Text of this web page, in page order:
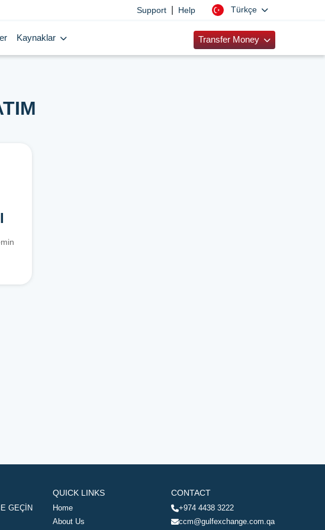
Support Help Türkçe
Kaynaklar Transfer Money
GEÇİN
QUICK LINKS
Home
About Us
CONTACT
+974 4438 3222
ccm@gulfexchange.com.qa